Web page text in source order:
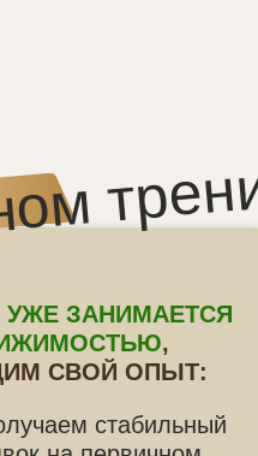
стабильный
УЖЕ ЗАНИМАЕТСЯ
,
СВОЙ ОПЫТ: